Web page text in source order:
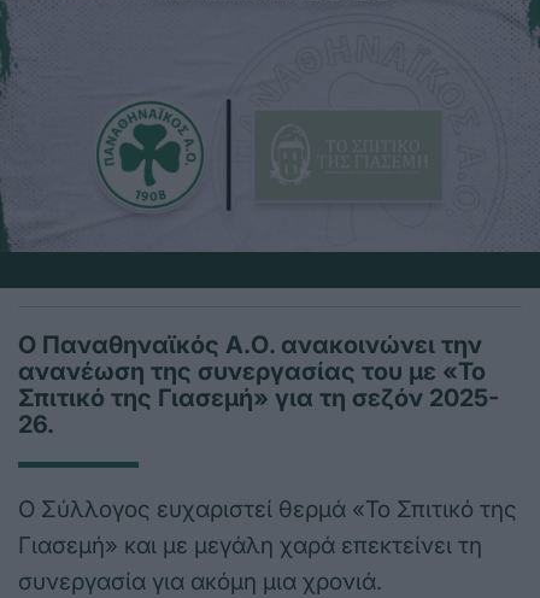
Ο Παναθηναϊκός Α.Ο. ανακοινώνει την
ανανέωση της συνεργασίας του με «Το
Σπιτικό της Γιασεμή» για τη σεζόν 2025-
26.
Ο Σύλλογος ευχαριστεί θερμά «Το Σπιτικό της
Γιασεμή» και με μεγάλη χαρά επεκτείνει τη
συνεργασία για ακόμη μια χρονιά.